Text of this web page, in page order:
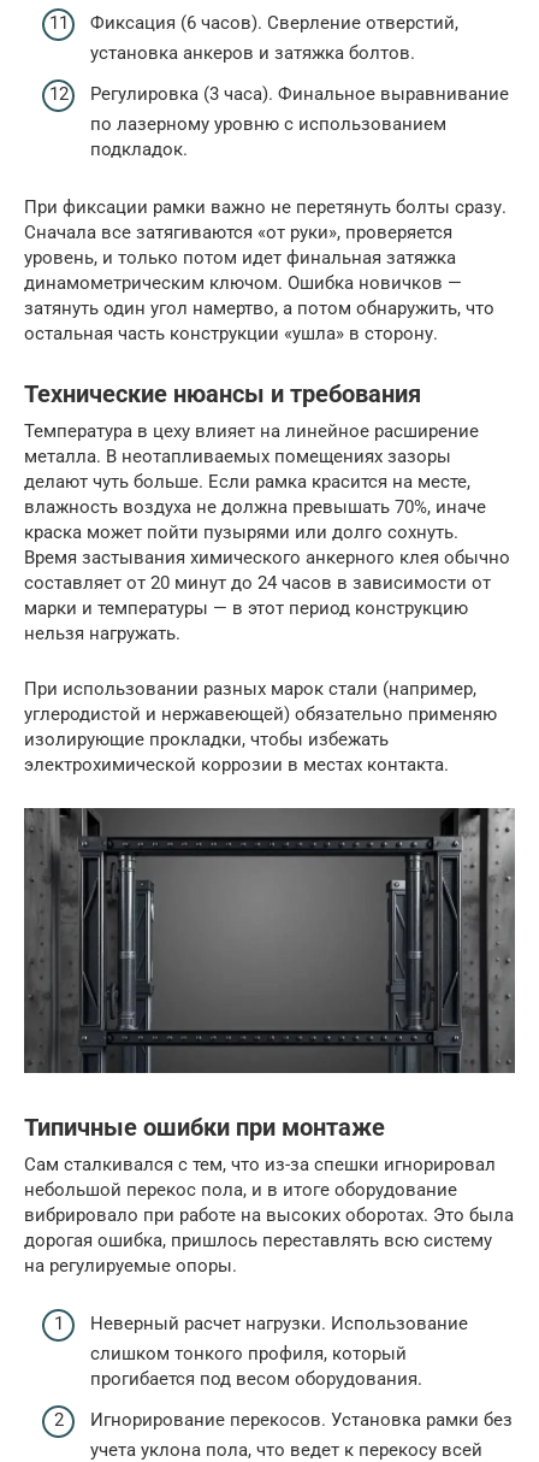
Фиксация (6 часов). Сверление отверстий,
установка анкеров и затяжка болтов.
Регулировка (3 часа). Финальное выравнивание
по лазерному уровню с использованием
подкладок.
При фиксации рамки важно не перетянуть болты сразу.
Сначала все затягиваются «от руки», проверяется
уровень, и только потом идет финальная затяжка
динамометрическим ключом. Ошибка новичков —
затянуть один угол намертво, а потом обнаружить, что
остальная часть конструкции «ушла» в сторону.
Технические нюансы и требования
Температура в цеху влияет на линейное расширение
металла. В неотапливаемых помещениях зазоры
делают чуть больше. Если рамка красится на месте,
влажность воздуха не должна превышать 70%, иначе
краска может пойти пузырями или долго сохнуть.
Время застывания химического анкерного клея обычно
составляет от 20 минут до 24 часов в зависимости от
марки и температуры — в этот период конструкцию
нельзя нагружать.
При использовании разных марок стали (например,
углеродистой и нержавеющей) обязательно применяю
изолирующие прокладки, чтобы избежать
электрохимической коррозии в местах контакта.
Типичные ошибки при монтаже
Сам сталкивался с тем, что из-за спешки игнорировал
небольшой перекос пола, и в итоге оборудование
вибрировало при работе на высоких оборотах. Это была
дорогая ошибка, пришлось переставлять всю систему
на регулируемые опоры.
Неверный расчет нагрузки. Использование
слишком тонкого профиля, который
прогибается под весом оборудования.
Игнорирование перекосов. Установка рамки без
учета уклона пола, что ведет к перекосу всей